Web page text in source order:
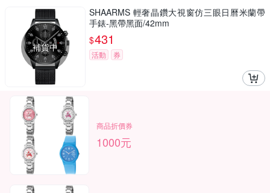
補貨中
SHAARMS 輕奢晶鑽大視窗仿三眼日曆米蘭帶
手錶-黑帶黑面/42mm
$431
活動 券
商品折價券
1000元